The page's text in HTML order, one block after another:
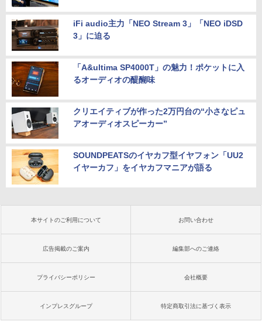
iFi audio主力「NEO Stream 3」「NEO iDSD
3」に迫る
「A&ultima SP4000T」の魅力！ポケットに入
るオーディオの醍醐味
クリエイティブが作った2万円台の“小さなピュ
アオーディオスピーカー”
SOUNDPEATSのイヤカフ型イヤフォン「UU2
イヤーカフ」をイヤカフマニアが語る
本サイトのご利用について お問い合わせ
広告掲載のご案内 編集部へのご連絡
プライバシーポリシー 会社概要
インプレスグループ 特定商取引法に基づく表示